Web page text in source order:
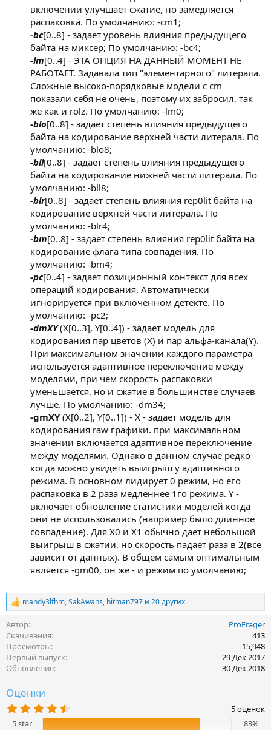
включении улучшает сжатие, но замедляется
распаковка. По умолчанию: -cm1;
-bc[0..8] - задает уровень влияния предыдущего
байта на миксер; По умолчанию: -bc4;
-lm[0..4] - ЭТА ОПЦИЯ НА ДАННЫЙ МОМЕНТ НЕ
РАБОТАЕТ. Задавала тип "элементарного" литерала.
Сложные высоко-порядковые модели с cm
показали себя не очень, поэтому их забросил, так
же как и rolz. По умолчанию: -lm0;
-blo[0..8] - задает степень влияния предыдущего
байта на кодирование верхней части литерала. По
умолчанию: -blo8;
-bll[0..8] - задает степень влияния предыдущего
байта на кодирование нижней части литерала. По
умолчанию: -bll8;
-blr[0..8] - задает степень влияния rep0lit байта на
кодирование верхней части литерала. По
умолчанию: -blr4;
-bm[0..8] - задает степень влияния rep0lit байта на
кодирование флага типа совпадения. По
умолчанию: -bm4;
-pc[0..4] - задает позиционный контекст для всех
операций кодирования. Автоматически
игнорируется при включенном детекте. По
умолчанию: -pc2;
-dmXY(X[0..3], Y[0..4]) - задает модель для
кодирования пар цветов (X) и пар альфа-канала(Y).
При максимальном значении каждого параметра
используется адаптивное переключение между
моделями, при чем скорость распаковки
уменьшается, но и сжатие в большинстве случаев
лучше. По умолчанию: -dm34;
-gmXY(X[0..2], Y[0..1]) - X - задает модель для
кодирования raw графики. при максимальном
значении включается адаптивное переключение
между моделями. Однако в данном случае редко
когда можно увидеть выигрыш у адаптивного
режима. В основном лидирует 0 режим, но его
распаковка в 2 раза медленнее 1го режима. Y -
включает обновление статистики моделей когда
они не использовались (например было длинное
совпадение). Для X0 и X1 обычно дает небольшой
выигрыш в сжатии, но скорость падает раза в 2(все
зависит от данных). В общем самым оптимальным
является -gm00, он же - и режим по умолчанию;
Р
е
а
к
ц
и
и
:
mandy3lfhm,SakAwans, hitman797 и 20 других
Автор
ProFrager
Скачивания
413
Просмотры
15,948
Первый выпуск
29 Дек 2017
Обновление
30 Дек 2018
Оценки
.
8
5 оценок
5 star
83%